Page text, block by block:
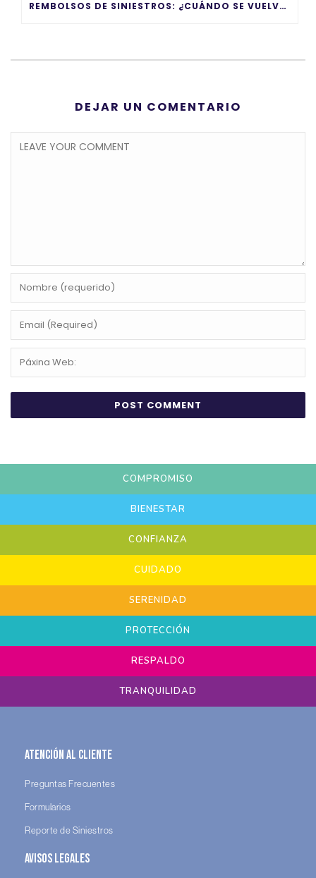
REMBOLSOS DE SINIESTROS: ¿CUÁNDO SE VUELVEN UN PROBLEMA?
DEJAR UN COMENTARIO
COMPROMISO
BIENESTAR
CONFIANZA
CUIDADO
SERENIDAD
PROTECCIÓN
RESPALDO
TRANQUILIDAD
Atención al Cliente
Preguntas Frecuentes
Formularios
Reporte de Siniestros
Avisos legales